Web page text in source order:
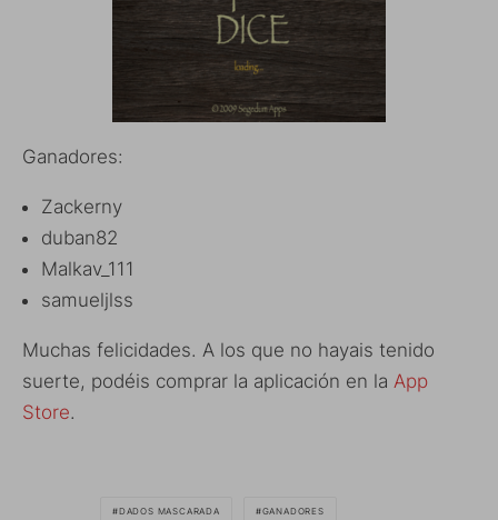
Ganadores:
Zackerny
duban82
Malkav_111
samueljlss
Muchas felicidades. A los que no hayais tenido
suerte, podéis comprar la aplicación en la App
Store.
DADOS MASCARADA GANADORES